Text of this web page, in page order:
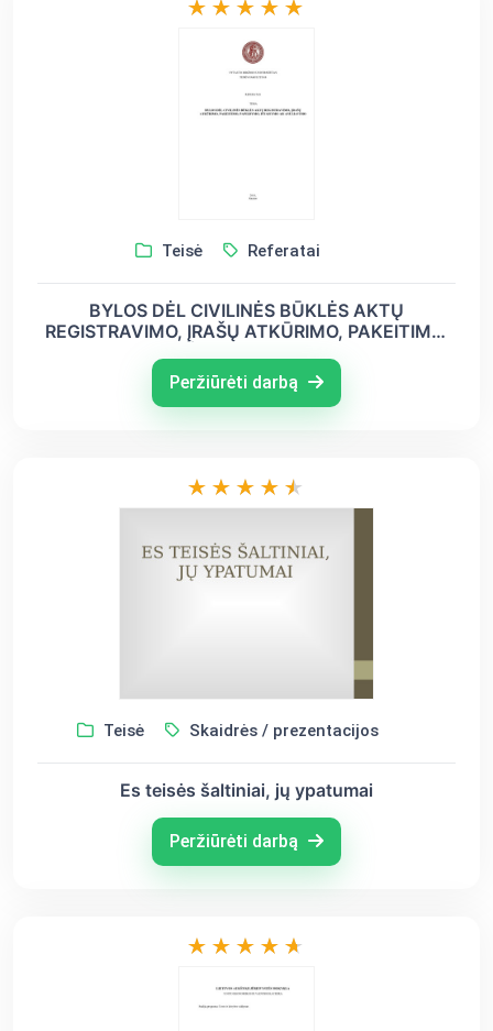
Teisė Referatai
BYLOS DĖL CIVILINĖS BŪKLĖS AKTŲ
REGISTRAVIMO, ĮRAŠŲ ATKŪRIMO, PAKEITIMO,
Peržiūrėti darbą
Teisė Skaidrės / prezentacijos
Es teisės šaltiniai, jų ypatumai
Peržiūrėti darbą